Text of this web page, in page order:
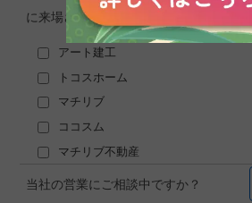
に来場されたことはありますか？
アート建工
トコスホーム
マチリブ
ココスム
マチリブ不動産
当社の営業にご相談中ですか？